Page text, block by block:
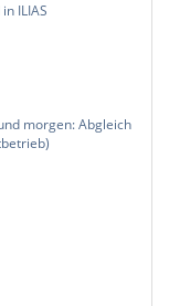
ILIAS
morgen: Abgleich